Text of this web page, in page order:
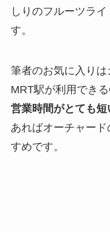
しりのフルーツラ
す。
筆者のお気に入り
MRT駅が利用でき
営業時間がとても短
あればオーチャー
すめです。